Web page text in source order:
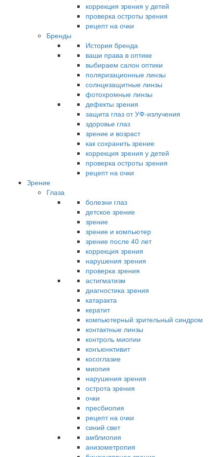
коррекция зрения у детей
проверка остроты зрения
рецепт на очки
Бренды
История бренда
ваши права в оптике
выбираем салон оптики
поляризационные линзы
солнцезащитные линзы
фотохромные линзы
дефекты зрения
защита глаз от УФ-излучения
здоровье глаз
зрение и возраст
как сохранить зрение
коррекция зрения у детей
проверка остроты зрения
рецепт на очки
Зрение
Глаза
болезни глаз
детское зрение
зрение
зрение и компьютер
зрение после 40 лет
коррекция зрения
нарушения зрения
проверка зрения
астигматизм
диагностика зрения
катаракта
кератит
компьютерный зрительный синдром
контактные линзы
контроль миопии
конъюнктивит
косоглазие
миопия
нарушения зрения
острота зрения
очки
пресбиопия
рецепт на очки
синий свет
амблиопия
анизометропия